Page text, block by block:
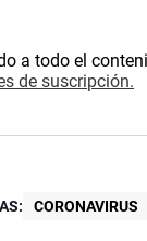
a todo el
de suscripción.
CORONAVIRUS